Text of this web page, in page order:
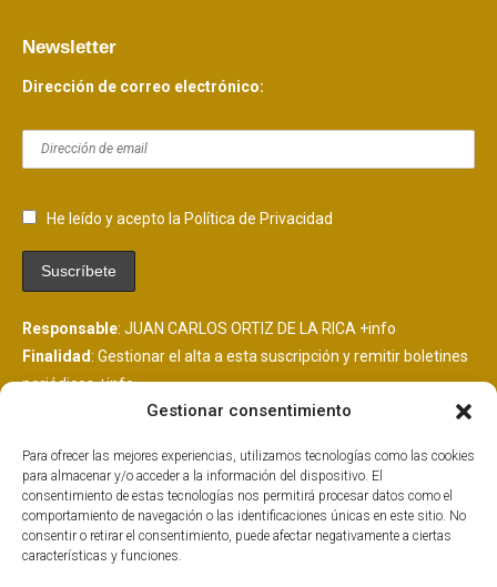
Gestionar consentimiento
Para ofrecer las mejores experiencias, utilizamos tecnologías como las cookies
para almacenar y/o acceder a la información del dispositivo. El
consentimiento de estas tecnologías nos permitirá procesar datos como el
comportamiento de navegación o las identificaciones únicas en este sitio. No
consentir o retirar el consentimiento, puede afectar negativamente a ciertas
características y funciones.
Newsletter
Dirección de correo electrónico:
He leído y acepto la Política de Privacidad
Responsable: JUAN CARLOS ORTIZ DE LA RICA +info
Finalidad: Gestionar el alta a esta suscripción y remitir boletines
periódicos+info
: Consentimiento del interesado+info
de envío de boletines alojada en EEUU y suscrita al EU
PrivacyShield.+info
Derechos: Tiene derechos que puedes ejercer como explicamos
aquí.+info